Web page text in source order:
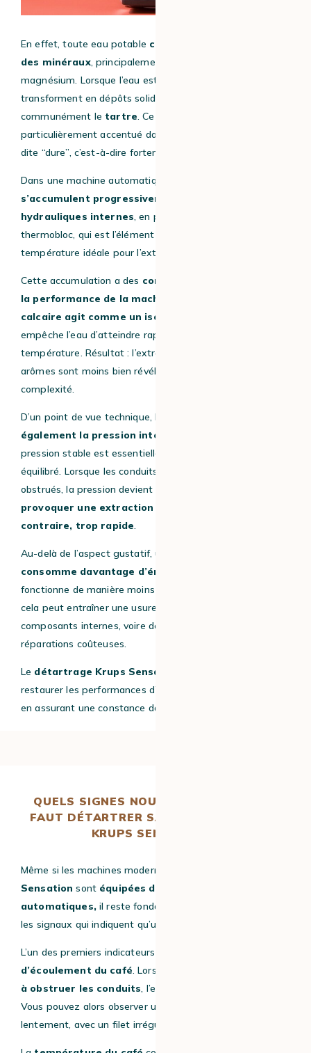
En effet, toute eau potable contient naturellement
des minéraux, principalement du calcium et du
magnésium. Lorsque l’eau est chauffée, ces minéraux se
transforment en dépôts solides que l’on appelle
communément le tartre. Ce phénomène est
particulièrement accentué dans les régions où l’eau est
dite “dure”, c’est-à-dire fortement minéralisée.
Dans une machine automatique, ces dépôts
s’accumulent progressivement dans les circuits
hydrauliques internes, en particulier au niveau du
thermobloc, qui est l’élément chargé de chauffer l’eau à la
température idéale pour l’extraction du café.
Cette accumulation a des conséquences directes sur
la performance de la machine
calcaire agit comme un isolant thermique
empêche l’eau d’atteindre rapidement la bonne
température. Résultat : l’extraction est moins précise, les
arômes sont moins bien révélés et le café perd en
complexité.
D’un point de vue technique, le
également la pression interne de la machine
pression stable est essentielle pour obtenir un espresso
équilibré. Lorsque les conduits sont partiellement
obstrués, la pression devient irrégulière, ce qui
provoquer une extraction sous-optimale ou, au
contraire, trop rapide.
Au-delà de l’aspect gustatif, une
consomme davantage d’énergie
fonctionne de manière moins efficace. Sur le long terme,
cela peut entraîner une usure prématurée des
composants internes, voire des pannes nécessitant des
réparations coûteuses.
Le détartrage Krups Sensation
restaurer les performances d’origine de la machine, tout
en assurant une constance dans la qualité du café.
QUELS SIGNES NOUS INDIQUENT QU’IL
FAUT DÉTARTRER SA MACHINE À GRAIN
KRUPS SENSATION ?
Même si les machines modernes comme la
Sensation sont équipées de systèmes d’alerte
automatiques,il reste fondamental de savoir interpréter
les signaux qui indiquent qu’un détartrage est nécessaire.
L’un des premiers indicateurs concerne le
d’écoulement du café. Lorsque le
à obstruer les conduits, l’eau circule moins librement.
Vous pouvez alors observer un café qui coule plus
lentement, avec un filet irrégulier ou saccadé.